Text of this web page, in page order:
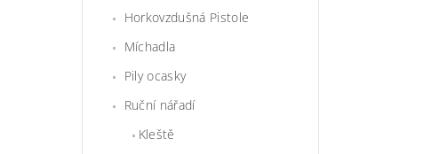
Horkovzdušná Pistole
Míchadla
Pily ocasky
Ruční nářadí
Kleště